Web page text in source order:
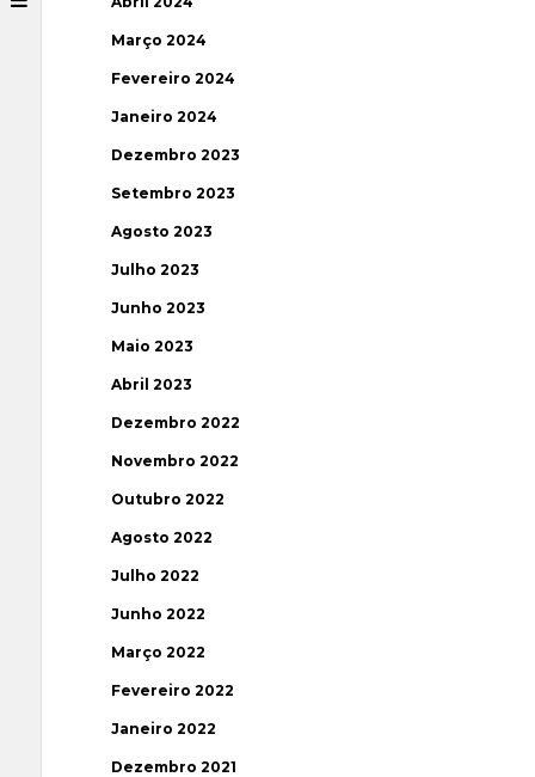
Março 2024
Fevereiro 2024
Janeiro 2024
Dezembro 2023
Setembro 2023
Agosto 2023
Julho 2023
Junho 2023
Maio 2023
Abril 2023
Dezembro 2022
Novembro 2022
Outubro 2022
Agosto 2022
Julho 2022
Junho 2022
Março 2022
Fevereiro 2022
Janeiro 2022
Dezembro 2021